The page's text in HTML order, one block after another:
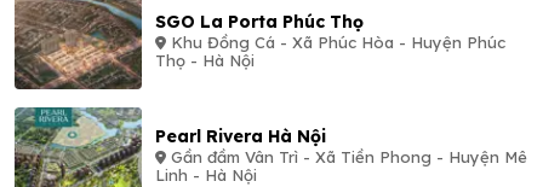
SGO La Porta Phúc Thọ
Khu Đồng Cá - Xã Phúc Hòa - Huyện Phúc
Thọ - Hà Nội
Pearl Rivera Hà Nội
Gần đầm Vân Trì - Xã Tiền Phong - Huyện Mê
Linh - Hà Nội